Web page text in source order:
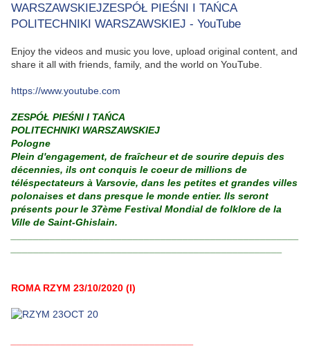
WARSZAWSKIEJZESPÓŁ PIEŚNI I TAŃCA
POLITECHNIKI WARSZAWSKIEJ - YouTube
Enjoy the videos and music you love, upload original content, and
share it all with friends, family, and the world on YouTube.
https://www.youtube.com
ZESPÓŁ PIEŚNI I TAŃCA
POLITECHNIKI WARSZAWSKIEJ
Pologne
Plein d'engagement, de fraîcheur et de sourire depuis des
décennies, ils ont conquis le coeur de millions de
téléspectateurs à Varsovie, dans les petites et grandes villes
polonaises et dans presque le monde entier. Ils seront
présents pour le 37ème Festival Mondial de folklore de la
Ville de Saint-Ghislain.
ROMA RZYM 23/10/2020 (I)